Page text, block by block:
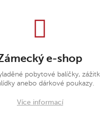
e-shop
pobytové balíčky,
anebo dárkové poukazy.
Více informací